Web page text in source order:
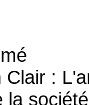
Clair :
la